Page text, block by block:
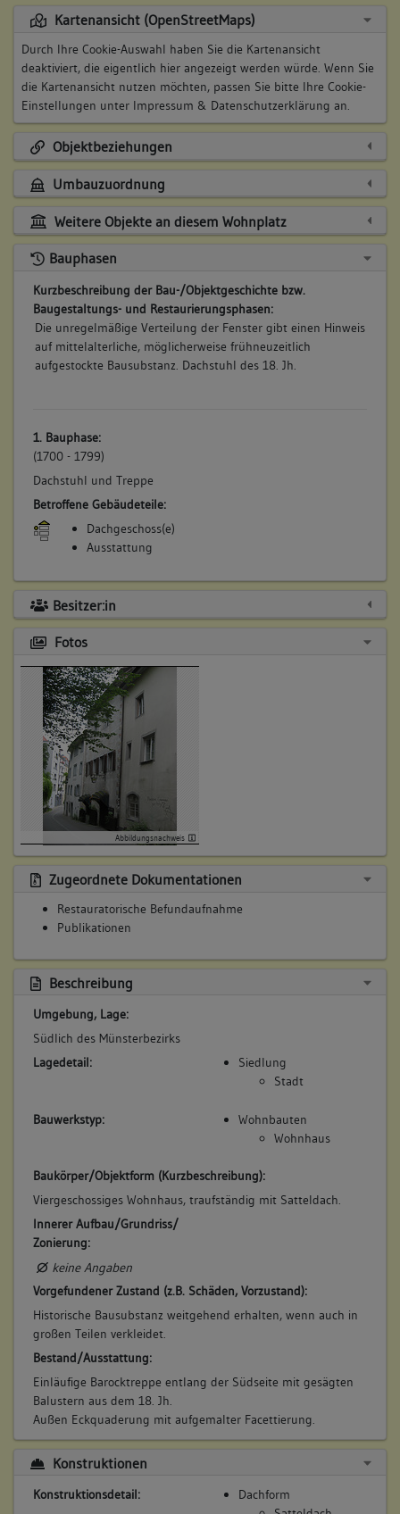
Kartenansicht (OpenStreetMaps)
Durch Ihre Cookie-Auswahl haben Sie die Kartenansicht
deaktiviert, die eigentlich hier angezeigt werden würde. Wenn Sie
die Kartenansicht nutzen möchten, passen Sie bitte Ihre Cookie-
Einstellungen unter Impressum & Datenschutzerklärung an.
Objektbeziehungen
Umbauzuordnung
Weitere Objekte an diesem Wohnplatz
Bauphasen
Kurzbeschreibung der Bau-/Objektgeschichte bzw.
Baugestaltungs- und Restaurierungsphasen:
Die unregelmäßige Verteilung der Fenster gibt einen Hinweis
auf mittelalterliche, möglicherweise frühneuzeitlich
aufgestockte Bausubstanz. Dachstuhl des 18. Jh.
1. Bauphase:
(1700 - 1799)
Dachstuhl und Treppe
Betroffene Gebäudeteile:
Dachgeschoss(e)
Ausstattung
Besitzer:in
Fotos
Abbildungsnachweis
Zugeordnete Dokumentationen
Restauratorische Befundaufnahme
Publikationen
Beschreibung
Umgebung, Lage:
Südlich des Münsterbezirks
Lagedetail:
Siedlung
Stadt
Bauwerkstyp:
Wohnbauten
Wohnhaus
Baukörper/Objektform (Kurzbeschreibung):
Viergeschossiges Wohnhaus, traufständig mit Satteldach.
Innerer Aufbau/Grundriss/
Zonierung:
keine Angaben
Vorgefundener Zustand (z.B. Schäden, Vorzustand):
Historische Bausubstanz weitgehend erhalten, wenn auch in
großen Teilen verkleidet.
Bestand/Ausstattung:
Einläufige Barocktreppe entlang der Südseite mit gesägten
Balustern aus dem 18. Jh.
Außen Eckquaderung mit aufgemalter Facettierung.
Konstruktionen
Konstruktionsdetail:
Dachform